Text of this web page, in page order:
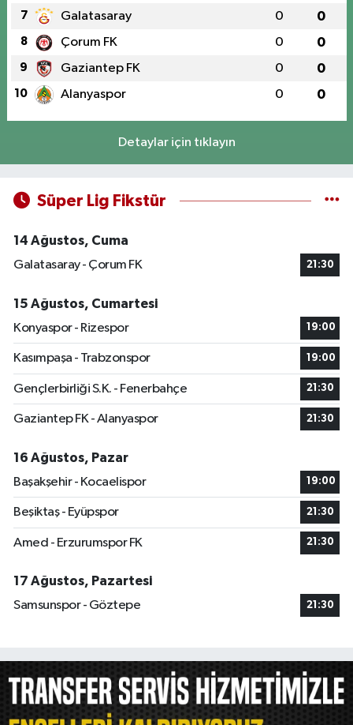
7 Galatasaray 0 0
8 Çorum FK 0 0
9 Gaziantep FK 0 0
10 Alanyaspor 0 0
Detaylar için tıklayın
Süper Lig Fikstür
14 Ağustos, Cuma
Galatasaray - Çorum FK
21:30
15 Ağustos, Cumartesi
Konyaspor - Rizespor
19:00
Kasımpaşa - Trabzonspor 19:00
Gençlerbirliği S.K. - Fenerbahçe 21:30
Gaziantep FK - Alanyaspor 21:30
16 Ağustos, Pazar
Başakşehir - Kocaelispor
19:00
Beşiktaş - Eyüpspor 21:30
Amed - Erzurumspor FK 21:30
17 Ağustos, Pazartesi
Samsunspor - Göztepe
21:30